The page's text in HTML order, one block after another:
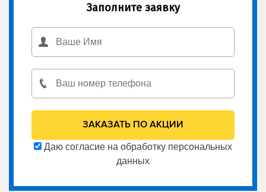
Заполните заявку
Даю согласие на обработку персональных
данных